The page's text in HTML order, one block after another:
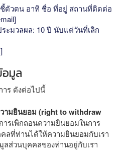
ตัวตน อาทิ ชื่อ ที่อยู่ สถานที่ติดต่อ
ระมวลผล: 10 ปี นับแต่วันที่เลิก
มูล
าร ดังต่อไปนี้
ามยินยอม (right to withdraw
รเพิกถอนความยินยอมในการ
ลที่ท่านได้ให้ความยินยอมกับเรา
ลส่วนบุคคลของท่านอยู่กับเรา